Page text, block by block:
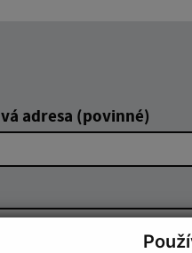
adresa (povinné)